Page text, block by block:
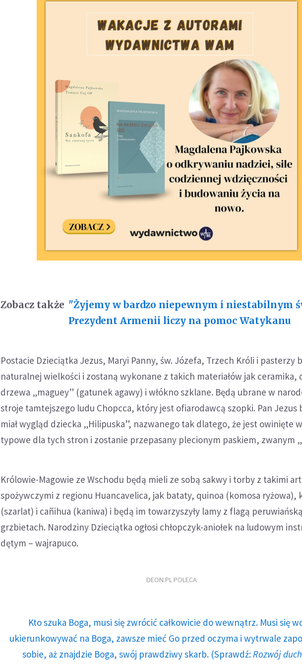
Zobacz także "Żyjemy w bardzo niepewnym i niestabilnym
Prezydent Armenii liczy na pomoc Watykanu
Postacie Dzieciątka Jezus, Maryi Panny, św. Józefa, Trzech Króli i pasterzy
naturalnej wielkości i zostaną wykonane z takich materiałów jak ceramika,
drzewa „maguey” (gatunek agawy) i włókno szklane. Będą ubrane w
stroje tamtejszego ludu Chopcca, który jest ofiarodawcą szopki. Pan Jezus
miał wygląd dziecka „Hilipuska”, nazwanego tak dlatego, że jest owinięte
typowe dla tych stron i zostanie przepasany plecionym paskiem, zwanym
Królowie-Magowie ze Wschodu będą mieli ze sobą sakwy i torby z takimi
spożywczymi z regionu Huancavelica, jak bataty, quinoa (komosa ryżowa),
(szarlat) i cañihua (kaniwa) i będą im towarzyszyły lamy z flagą
grzbietach. Narodziny Dzieciątka ogłosi chłopczyk-aniołek na ludowym
dętym – wajrapuco.
DEON.PL POLECA
Kto szuka Boga, musi się zwrócić całkowicie do wewnątrz. Musi się
ukierunkowywać na Boga, zawsze mieć Go przed oczyma i wytrwale
sobie, aż znajdzie Boga, swój prawdziwy skarb. (Sprawdź: Rozwój